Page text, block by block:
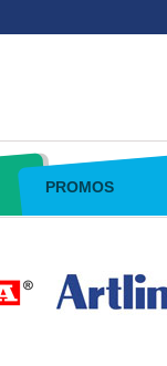
PROMOS